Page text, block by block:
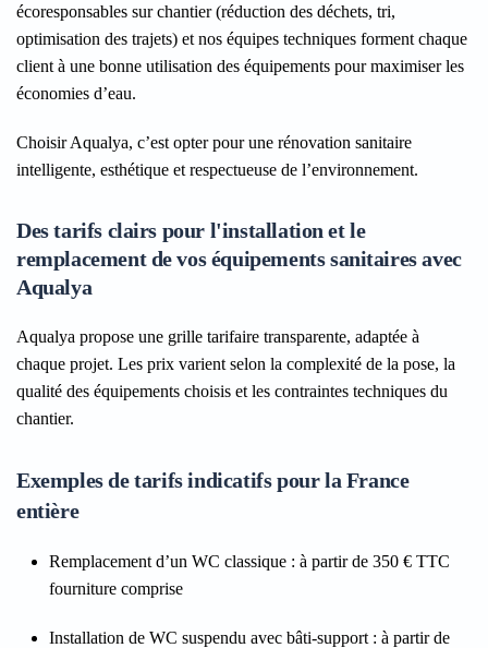
écoresponsables sur chantier (réduction des déchets, tri,
optimisation des trajets) et nos équipes techniques forment chaque
client à une bonne utilisation des équipements pour maximiser les
économies d’eau.
Choisir Aqualya, c’est opter pour une rénovation sanitaire
intelligente, esthétique et respectueuse de l’environnement.
Des tarifs clairs pour l'installation et le
remplacement de vos équipements sanitaires avec
Aqualya
Aqualya propose une grille tarifaire transparente, adaptée à
chaque projet. Les prix varient selon la complexité de la pose, la
qualité des équipements choisis et les contraintes techniques du
chantier.
Exemples de tarifs indicatifs pour la France
entière
Remplacement d’un WC classique : à partir de 350 € TTC
fourniture comprise
Installation de WC suspendu avec bâti-support : à partir de